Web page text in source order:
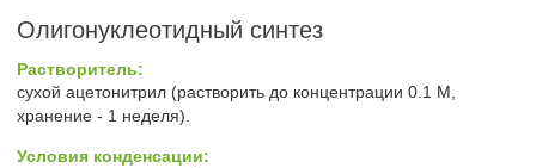
Олигонуклеотидный синтез
Растворитель:
сухой ацетонитрил (растворить до концентрации 0.1 М,
хранение - 1 неделя).
Условия конденсации: